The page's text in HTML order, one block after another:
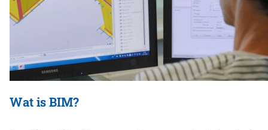
Wat is BIM?